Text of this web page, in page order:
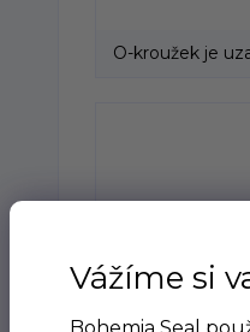
Vážíme si
O-kroužek je